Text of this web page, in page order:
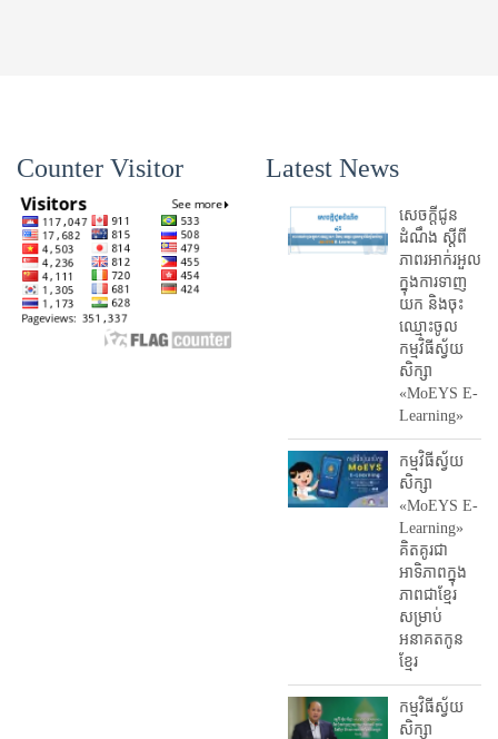
Counter Visitor Latest News
សេចក្តីជូន
ដំណឹង ស្តី​ពី
ភាព​រអាក់រអួល​
ក្នុងការ​ទាញ​
យក និង​ចុះ​
ឈ្មោះ​ចូល​
កម្មវិធី​ស្វ័យ
សិក្សា
«MoEYS E-
Learning»
កម្មវិធីស្វ័យ
សិក្សា
«MoEYS E-
Learning»
គិតគូរជា
អាទិភាពក្នុង
ភាពជាខ្មែរ
សម្រាប់
អនាគតកូន
ខ្មែរ
កម្មវិធីស្វ័យ
សិក្សា